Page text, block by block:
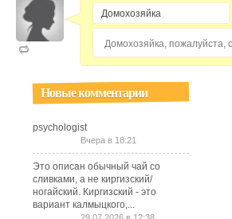
Новые комментарии
psychologist
Вчера в 18:21
Это описан обычный чай со
сливками, а не киргизский/
ногайский. Киргизский - это
вариант калмыцкого,...